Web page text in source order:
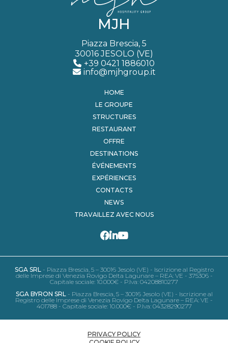
MJH
Piazza Brescia, 5
30016 JESOLO (VE)
+39 0421 1886010
info@mjhgroup.it
HOME
LE GROUPE
STRUCTURES
RESTAURANT
OFFRE
DESTINATIONS
ÉVÉNEMENTS
EXPÉRIENCES
CONTACTS
NEWS
TRAVAILLEZ AVEC NOUS
SGA SRL - Piazza Brescia, 5 – 30016 Jesolo (VE) - Iscrizione al Registro
delle Imprese di Venezia Rovigo Delta Lagunare – REA: VE - 375306 -
Capitale sociale: 10.000€ - P.Iva: 04208810277
SGA BYRON SRL - Piazza Brescia, 5 – 30016 Jesolo (VE) - Iscrizione al
Registro delle Imprese di Venezia Rovigo Delta Lagunare – REA: VE -
401788 - Capitale sociale: 10.000€ - P.Iva: 04328290277
PRIVACY POLICY